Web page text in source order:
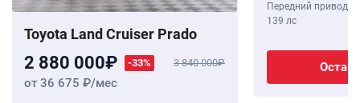
Toyota Land Cruiser Prado
2 880 000 -33% 3 840 000
от 36 675 /мес
Передний привод,
139 лс